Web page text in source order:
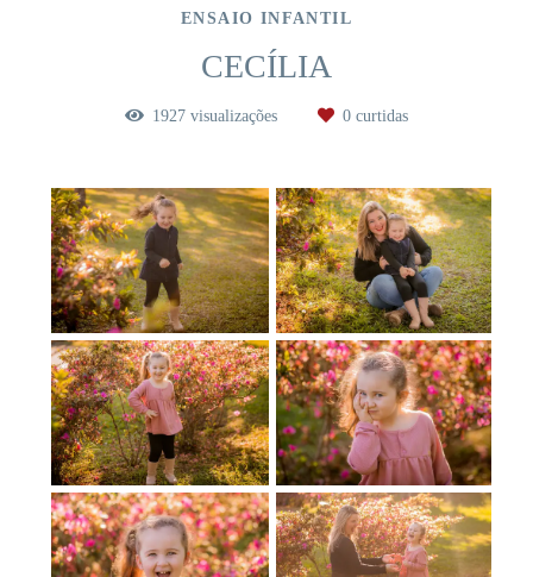
ENSAIO INFANTIL
CECÍLIA
1927 visualizações 0 curtidas